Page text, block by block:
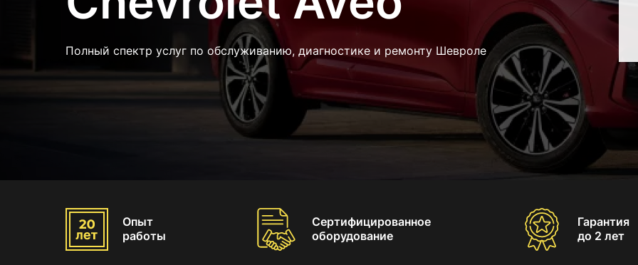
Полный спектр услуг по обслуживанию, диагностике и ремонту Шевроле
Опыт
работы
Сертифицированное
оборудование
Гарантия
до 2 лет